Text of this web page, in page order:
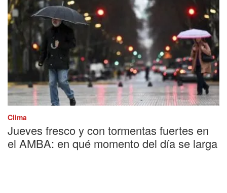
Clima
Jueves fresco y con tormentas fuertes en
el AMBA: en qué momento del día se larga